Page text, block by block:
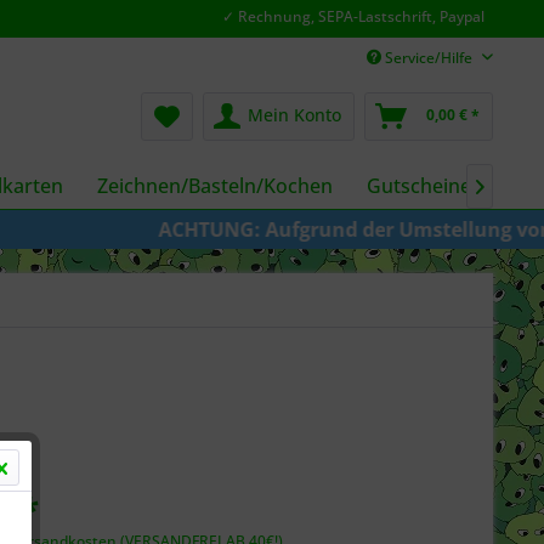
✓ Rechnung, SEPA-Lastschrift, Paypal
Service/Hilfe
Mein Konto 0,00 € *
Zeichnen/Basteln/Kochen Gutscheine 
ACHTUNG: Aufgrund der Umstellung von
*